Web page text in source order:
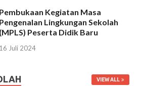
Pembukaan Kegiatan Masa
Pengenalan Lingkungan Sekolah
(MPLS) Peserta Didik Baru
16 Juli 2024
VIEW ALL